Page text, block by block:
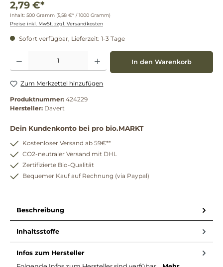
2,79 €*
Inhalt: 500 Gramm (5,58 €* / 1000 Gramm)
Preise inkl. MwSt. zzgl. Versandkosten
Sofort verfügbar, Lieferzeit: 1-3 Tage
Produkt Anzahl: Gib den gewünschten Wert ein oder benutze die Schaltflächen um
In den Warenkorb
Zum Merkzettel hinzufügen
Produktnummer: 424229
Hersteller: Davert
Dein Kundenkonto bei pro bio.MARKT
Kostenloser Versand ab 59€**
CO2-neutraler Versand mit DHL
Zertifizierte Bio-Qualität
Bequemer Kauf auf Rechnung (via Paypal)
Beschreibung
Inhaltsstoffe
Infos zum Hersteller